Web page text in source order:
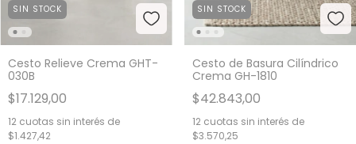
SIN STOCK
Cesto Relieve Crema GHT-
030B
$17.129,00
12 cuotas sin interés de
$1.427,42
SIN STOCK
Cesto de Basura Cilíndrico
Crema GH-1810
$42.843,00
12 cuotas sin interés de
$3.570,25